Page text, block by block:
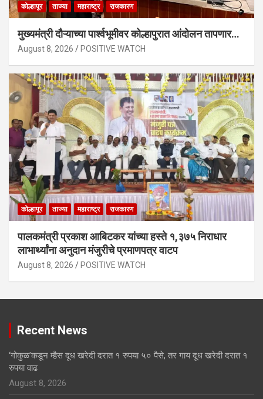
कोल्हापूर ताज्या महाराष्ट्र राजकारण
मुख्यमंत्री दौऱ्याच्या पार्श्वभूमीवर कोल्हापुरात आंदोलन तापणार…
August 8, 2026 POSITIVE WATCH
कोल्हापूर ताज्या महाराष्ट्र राजकारण
पालकमंत्री प्रकाश आबिटकर यांच्या हस्ते १,३७५ निराधार
लाभार्थ्यांना अनुदान मंजुरीचे प्रमाणपत्र वाटप
August 8, 2026 POSITIVE WATCH
Recent News
‘गोकुळ’कडून म्हैस दूध खरेदी दरात १ रुपया ५० पैसे, तर गाय दूध खरेदी दरात १
रुपया वाढ
August 8, 2026